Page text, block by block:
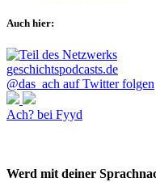
Auch hier:
@das_ach auf Twitter folgen
Ach? bei Fyyd
Werd mit deiner